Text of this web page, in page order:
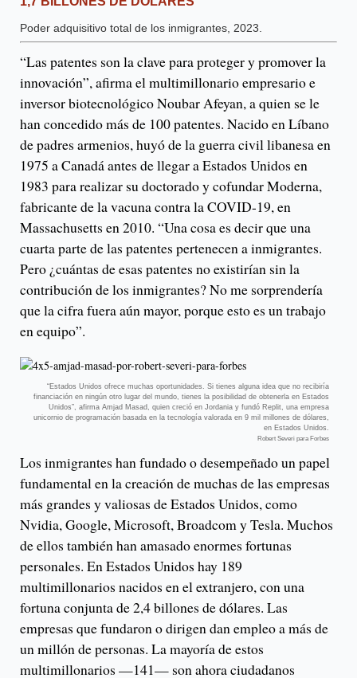
Poder adquisitivo total de los inmigrantes, 2023.
“Las patentes son la clave para proteger y promover la
innovación”, afirma el multimillonario empresario e
inversor biotecnológico Noubar Afeyan, a quien se le
han concedido más de 100 patentes. Nacido en Líbano
de padres armenios, huyó de la guerra civil libanesa en
1975 a Canadá antes de llegar a Estados Unidos en
1983 para realizar su doctorado y cofundar Moderna,
fabricante de la vacuna contra la COVID-19, en
Massachusetts en 2010. “Una cosa es decir que una
cuarta parte de las patentes pertenecen a inmigrantes.
Pero ¿cuántas de esas patentes no existirían sin la
contribución de los inmigrantes? No me sorprendería
que la cifra fuera aún mayor, porque esto es un trabajo
en equipo”.
“Estados Unidos ofrece muchas oportunidades. Si tienes alguna idea que no recibiría
financiación en ningún otro lugar del mundo, tienes la posibilidad de obtenerla en Estados
Unidos”, afirma Amjad Masad, quien creció en Jordania y fundó Replit, una empresa
unicornio de programación basada en la tecnología valorada en 9 mil millones de dólares,
en Estados Unidos.
Robert Severi para Forbes
Los inmigrantes han fundado o desempeñado un papel
fundamental en la creación de muchas de las empresas
más grandes y valiosas de Estados Unidos, como
Nvidia, Google, Microsoft, Broadcom y Tesla. Muchos
de ellos también han amasado enormes fortunas
personales. En Estados Unidos hay 189
multimillonarios nacidos en el extranjero, con una
fortuna conjunta de 2,4 billones de dólares. Las
empresas que fundaron o dirigen dan empleo a más de
un millón de personas. La mayoría de estos
multimillonarios —141— son ahora ciudadanos